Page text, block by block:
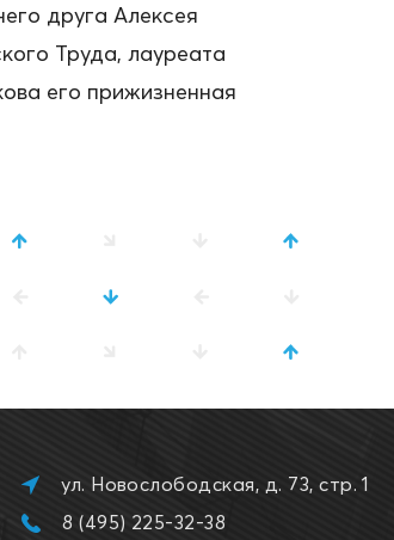
друга Алексея
Труда, лауреата
его прижизненная
ул. Новослободская, д. 73, стр. 1
8 (495) 225-32-38